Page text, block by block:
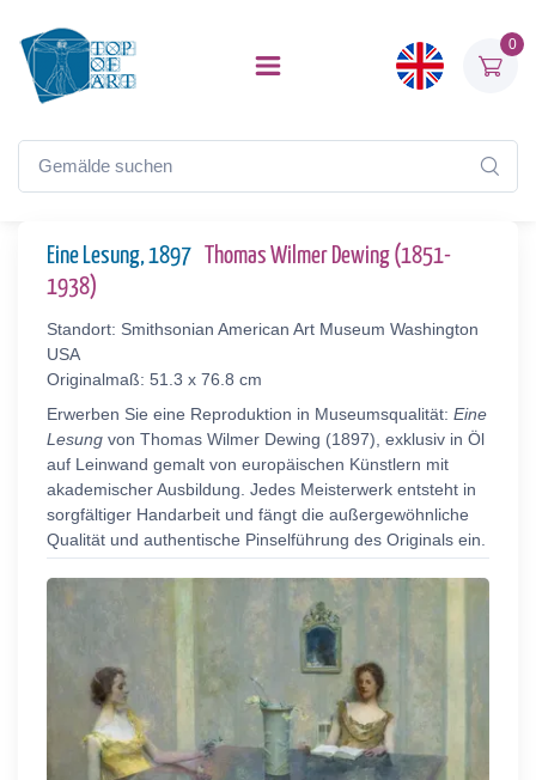
0
Eine Lesung, 1897
Thomas Wilmer Dewing (1851-
1938)
Standort: Smithsonian American Art Museum Washington
USA
Originalmaß: 51.3 x 76.8 cm
Erwerben Sie eine Reproduktion in Museumsqualität: Eine
Lesung von Thomas Wilmer Dewing (1897), exklusiv in Öl
auf Leinwand gemalt von europäischen Künstlern mit
akademischer Ausbildung. Jedes Meisterwerk entsteht in
sorgfältiger Handarbeit und fängt die außergewöhnliche
Qualität und authentische Pinselführung des Originals ein.